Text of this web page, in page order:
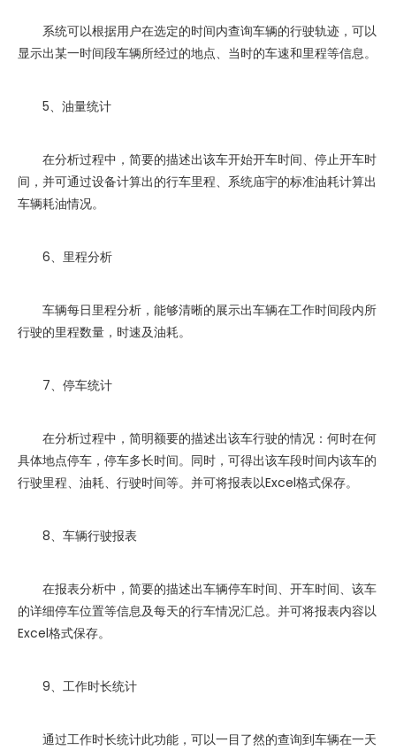
系统可以根据用户在选定的时间内查询车辆的行驶轨迹，可以
显示出某一时间段车辆所经过的地点、当时的车速和里程等信息。
5、油量统计
在分析过程中，简要的描述出该车开始开车时间、停止开车时
间，并可通过设备计算出的行车里程、系统庙宇的标准油耗计算出
车辆耗油情况。
6、里程分析
车辆每日里程分析，能够清晰的展示出车辆在工作时间段内所
行驶的里程数量，时速及油耗。
7、停车统计
在分析过程中，简明额要的描述出该车行驶的情况：何时在何
具体地点停车，停车多长时间。同时，可得出该车段时间内该车的
行驶里程、油耗、行驶时间等。并可将报表以Excel格式保存。
8、车辆行驶报表
在报表分析中，简要的描述出车辆停车时间、开车时间、该车
的详细停车位置等信息及每天的行车情况汇总。并可将报表内容以
Excel格式保存。
9、工作时长统计
通过工作时长统计此功能，可以一目了然的查询到车辆在一天